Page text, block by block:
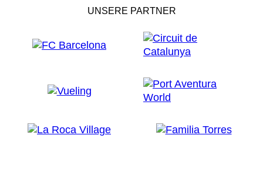
UNSERE PARTNER